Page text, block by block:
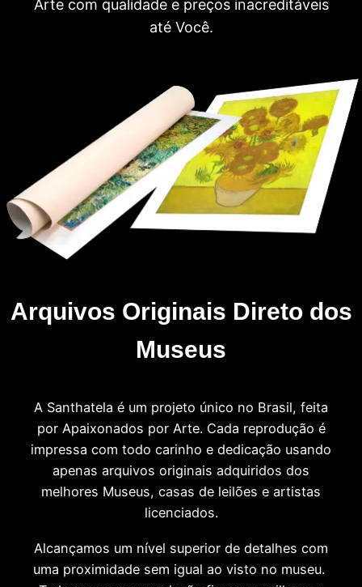
Arte com qualidade e preços inacreditáveis
até Você.
Arquivos Originais Direto dos
Museus
A Santhatela é um projeto único no Brasil, feita
por Apaixonados por Arte. Cada reprodução é
impressa com todo carinho e dedicação usando
apenas arquivos originais adquiridos dos
melhores Museus, casas de leilões e artistas
licenciados.
Alcançamos um nível superior de detalhes com
uma proximidade sem igual ao visto no museu.